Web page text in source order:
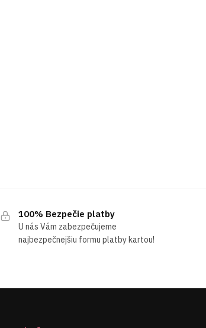
100% Bezpečie platby
U nás Vám zabezpečujeme
najbezpečnejšiu formu platby kartou!